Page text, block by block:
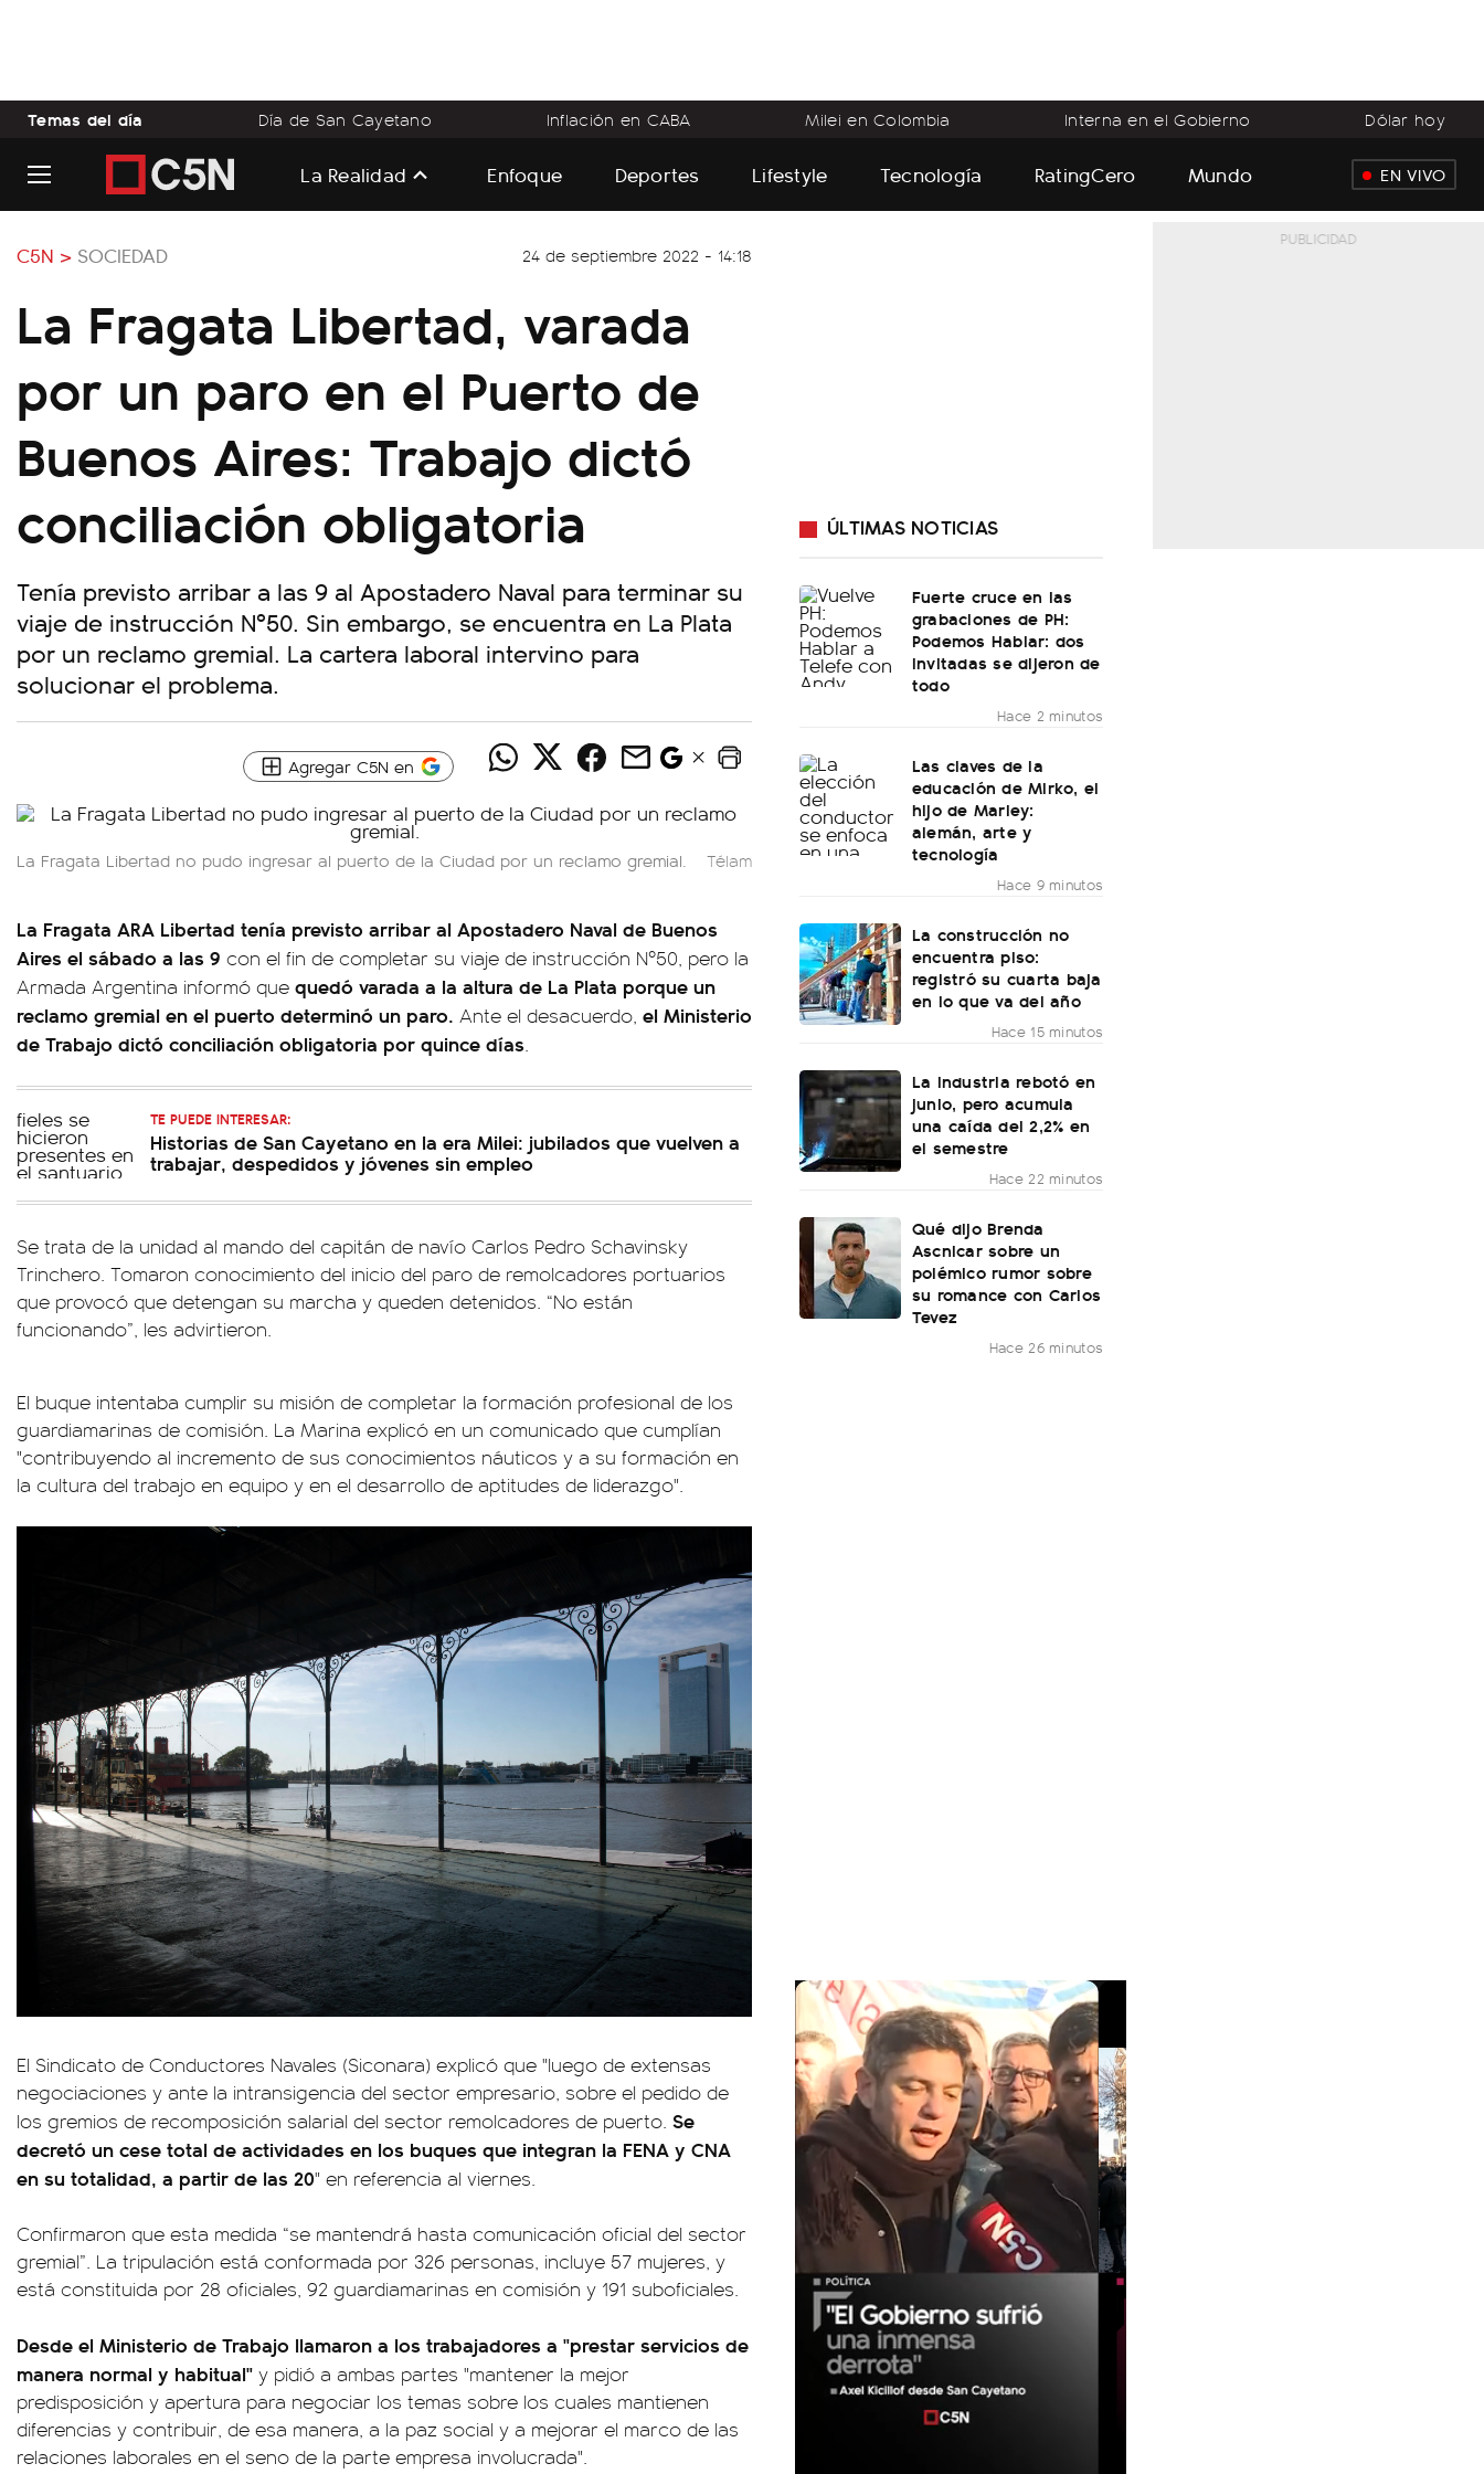
Temas del día Día de San Cayetano Inflación en CABA Milei en Colombia Interna en el Gobierno Dólar hoy
La Realidad Enfoque Deportes Lifestyle Tecnología RatingCero Mundo EN VIVO
C5N > SOCIEDAD 24 de septiembre 2022 - 14:18
La Fragata Libertad, varada
por un paro en el Puerto de
Buenos Aires: Trabajo dictó
conciliación obligatoria
Tenía previsto arribar a las 9 al Apostadero Naval para terminar su
viaje de instrucción Nº50. Sin embargo, se encuentra en La Plata
por un reclamo gremial. La cartera laboral intervino para
solucionar el problema.
Agregar C5N en
La Fragata Libertad no pudo ingresar al puerto de la Ciudad por un reclamo gremial. Télam
La Fragata ARA Libertad tenía previsto arribar al Apostadero Naval de Buenos
Aires el sábado a las 9 con el fin de completar su viaje de instrucción Nº50, pero la
Armada Argentina informó que quedó varada a la altura de La Plata porque un
reclamo gremial en el puerto determinó un paro. Ante el desacuerdo, el Ministerio
de Trabajo dictó conciliación obligatoria por quince días.
TE PUEDE INTERESAR:
Historias de San Cayetano en la era Milei: jubilados que vuelven a
trabajar, despedidos y jóvenes sin empleo
Se trata de la unidad al mando del capitán de navío Carlos Pedro Schavinsky
Trinchero. Tomaron conocimiento del inicio del paro de remolcadores portuarios
que provocó que detengan su marcha y queden detenidos. “No están
funcionando”, les advirtieron.
El buque intentaba cumplir su misión de completar la formación profesional de los
guardiamarinas de comisión. La Marina explicó en un comunicado que cumplían
"contribuyendo al incremento de sus conocimientos náuticos y a su formación en
la cultura del trabajo en equipo y en el desarrollo de aptitudes de liderazgo".
El Sindicato de Conductores Navales (Siconara) explicó que "luego de extensas
negociaciones y ante la intransigencia del sector empresario, sobre el pedido de
los gremios de recomposición salarial del sector remolcadores de puerto. Se
decretó un cese total de actividades en los buques que integran la FENA y CNA
en su totalidad, a partir de las 20" en referencia al viernes.
Confirmaron que esta medida “se mantendrá hasta comunicación oficial del sector
gremial”. La tripulación está conformada por 326 personas, incluye 57 mujeres, y
está constituida por 28 oficiales, 92 guardiamarinas en comisión y 191 suboficiales.
Desde el Ministerio de Trabajo llamaron a los trabajadores a "prestar servicios de
manera normal y habitual" y pidió a ambas partes "mantener la mejor
predisposición y apertura para negociar los temas sobre los cuales mantienen
diferencias y contribuir, de esa manera, a la paz social y a mejorar el marco de las
relaciones laborales en el seno de la parte empresa involucrada".
ÚLTIMAS NOTICIAS
Fuerte cruce en las
grabaciones de PH:
Podemos Hablar: dos
invitadas se dijeron de
todo
Hace 2 minutos
Las claves de la
educación de Mirko, el
hijo de Marley:
alemán, arte y
tecnología
Hace 9 minutos
La construcción no
encuentra piso:
registró su cuarta baja
en lo que va del año
Hace 15 minutos
La industria rebotó en
junio, pero acumula
una caída del 2,2% en
el semestre
Hace 22 minutos
Qué dijo Brenda
Ascnicar sobre un
polémico rumor sobre
su romance con Carlos
Tevez
Hace 26 minutos